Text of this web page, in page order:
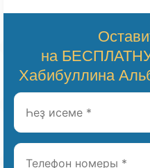
на
Хабибуллина